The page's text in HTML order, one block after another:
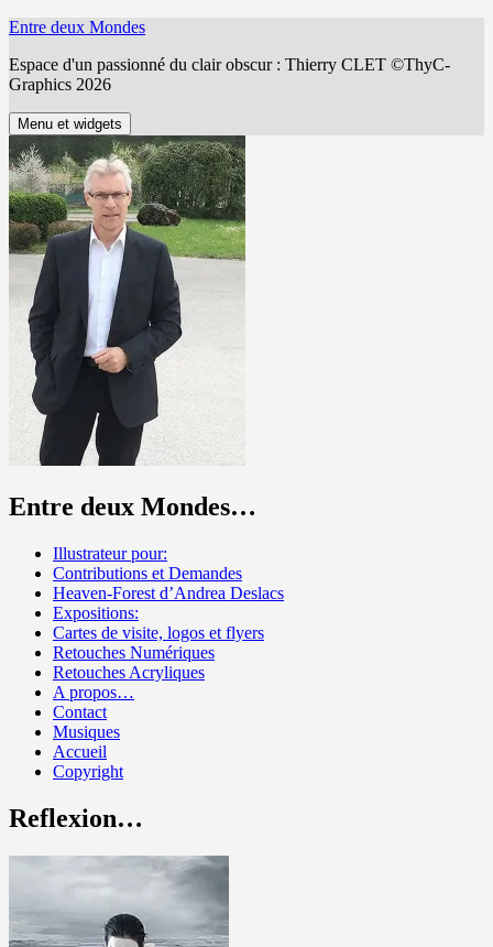
Aller
contenu
Entre deux Mondes
Espace d'un passionné du clair obscur : Thierry CLET ©ThyC-
Graphics 2026
Menu et widgets
Entre deux Mondes…
Illustrateur pour:
Contributions et Demandes
Heaven-Forest d’Andrea Deslacs
Expositions:
Cartes de visite, logos et flyers
Retouches Numériques
Retouches Acryliques
A propos…
Contact
Musiques
Accueil
Copyright
Reflexion…